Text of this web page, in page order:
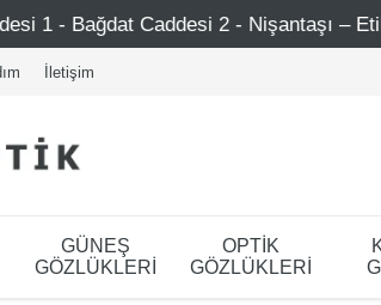
2 - Nişantaşı – Etiler – Ataşehir
İletişim
GÜNEŞ
GÖZLÜKLERİ
OPTİK
GÖZLÜKLERİ